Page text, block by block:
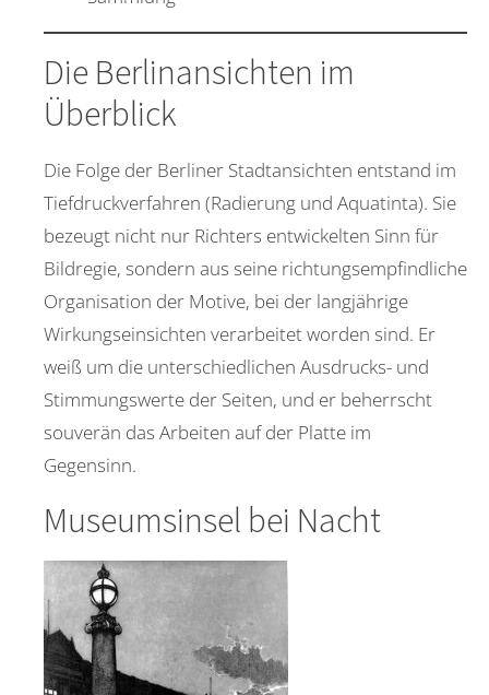
Die Berlinansichten im
Überblick
Die Folge der Berliner Stadtansichten entstand im
Tiefdruckverfahren (Radierung und Aquatinta). Sie
bezeugt nicht nur Richters entwickelten Sinn für
Bildregie, sondern aus seine richtungsempfindliche
Organisation der Motive, bei der langjährige
Wirkungseinsichten verarbeitet worden sind. Er
weiß um die unterschiedlichen Ausdrucks- und
Stimmungswerte der Seiten, und er beherrscht
souverän das Arbeiten auf der Platte im
Gegensinn.
Museumsinsel bei Nacht